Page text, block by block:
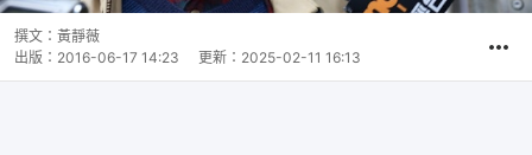
撰文： 黃靜薇
出版： 2016-06-17 14:23 更新： 2025-02-11 16:13